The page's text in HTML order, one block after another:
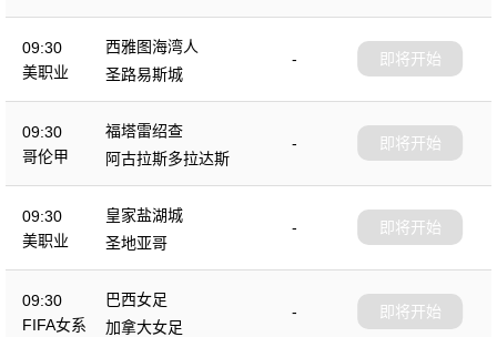
09:30
美职业
西雅图海湾人
-
圣路易斯城
即将开始
09:30
哥伦甲
福塔雷绍查
-
阿古拉斯多拉达斯
即将开始
09:30
美职业
皇家盐湖城
-
圣地亚哥
即将开始
09:30
FIFA女系
巴西女足
-
加拿大女足
即将开始